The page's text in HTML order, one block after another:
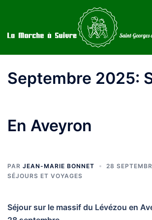
contenu
Septembre 2025:
En Aveyron
PAR JEAN-MARIE BONNET
28
SÉJOURS ET VOYAGES
Séjour sur le massif du Lévézou en